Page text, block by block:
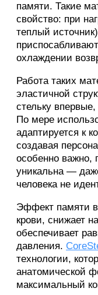
памяти. Такие
свойство: при
теплый
охлаждении
Работа таких
эластичной
стельку
По мере
адаптируется к
создавая
особенно важно,
уникальна —
человека не
Эффект памяти
крови, снижает
обеспечивает
давления. Core
технологии,
анатомической
максимальный